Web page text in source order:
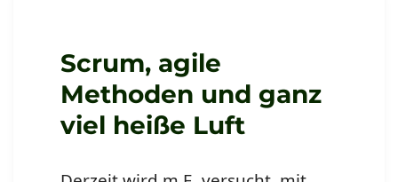
Scrum, agile
Methoden und ganz
viel heiße Luft